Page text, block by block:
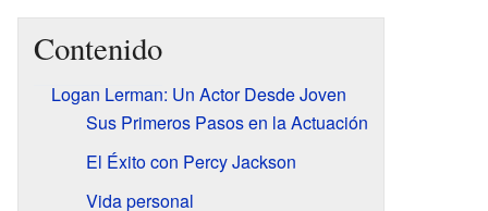
Contenido
Logan Lerman: Un Actor Desde Joven
Sus Primeros Pasos en la Actuación
El Éxito con Percy Jackson
Vida personal